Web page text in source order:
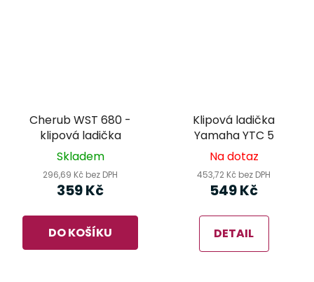
Cherub WST 680 -
klipová ladička
Skladem
296,69 Kč bez DPH
359 Kč
DO KOŠÍKU
Klipová ladička
Yamaha YTC 5
Na dotaz
453,72 Kč bez DPH
549 Kč
DETAIL